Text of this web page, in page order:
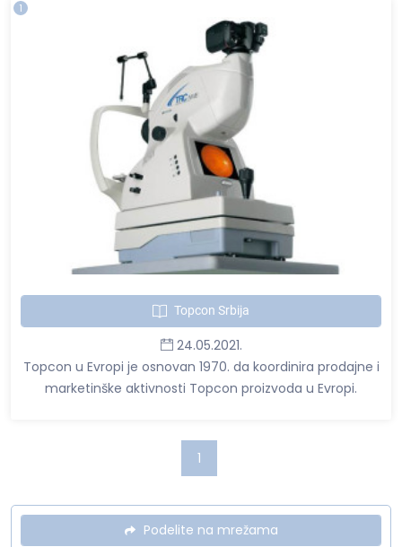
1
Topcon Srbija
24.05.2021.
Topcon u Evropi je osnovan 1970. da koordinira prodajne i
marketinške aktivnosti Topcon proizvoda u Evropi.
1
Podelite na mrežama